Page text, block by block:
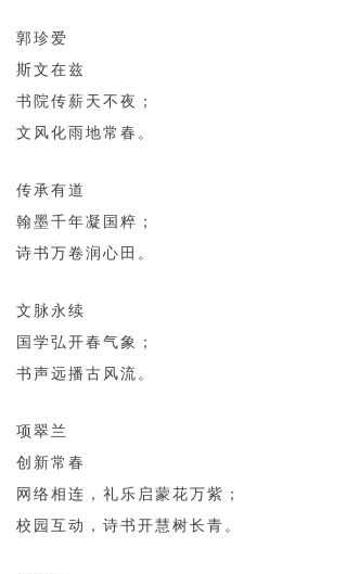
郭珍爱
斯文在兹
书院传薪天不夜；
文风化雨地常春。
传承有道
翰墨千年凝国粹；
诗书万卷润心田。
文脉永续
国学弘开春气象；
书声远播古风流。
项翠兰
创新常春
网络相连，礼乐启蒙花万紫；
校园互动，诗书开慧树长青。